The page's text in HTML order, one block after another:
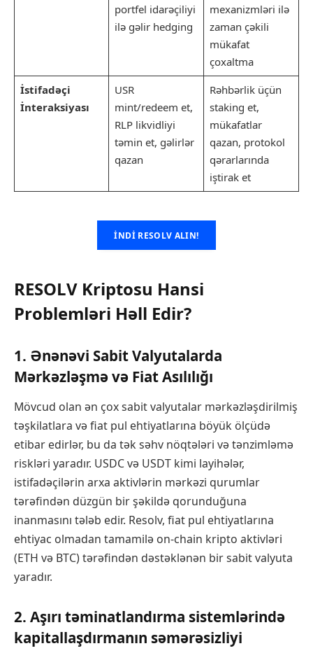
portfel idarəçiliyi
ilə gəlir hedging
mexanizmləri ilə
zaman çəkili
mükafat
çoxaltma
İstifadəçi
İnteraksiyası
USR
mint/redeem et,
RLP likvidliyi
təmin et, gəlirlər
qazan
Rəhbərlik üçün
staking et,
mükafatlar
qazan, protokol
qərarlarında
iştirak et
İNDI RESOLV ALIN!
RESOLV Kriptosu Hansi
Problemləri Həll Edir?
1. Ənənəvi Sabit Valyutalarda
Mərkəzləşmə və Fiat Asılılığı
Mövcud olan ən çox sabit valyutalar mərkəzləşdirilmiş
təşkilatlara və fiat pul ehtiyatlarına böyük ölçüdə
etibar edirlər, bu da tək səhv nöqtələri və tənzimləmə
riskləri yaradır. USDC və USDT kimi layihələr,
istifadəçilərin arxa aktivlərin mərkəzi qurumlar
tərəfindən düzgün bir şəkildə qorunduğuna
inanmasını tələb edir. Resolv, fiat pul ehtiyatlarına
ehtiyac olmadan tamamilə on-chain kripto aktivləri
(ETH və BTC) tərəfindən dəstəklənən bir sabit valyuta
yaradır.
2. Aşırı təminatlandırma sistemlərində
kapitallaşdırmanın səmərəsizliyi